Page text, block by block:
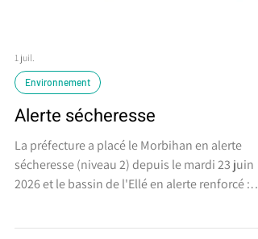
1 juil.
Environnement
Alerte sécheresse
La préfecture a placé le Morbihan en alerte
sécheresse (niveau 2) depuis le mardi 23 juin
https://www.morbihan.gouv.fr/Actualites/